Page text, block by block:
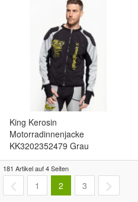
King Kerosin
Motorradinnenjacke
KK3202352479 Grau
149,99 € (149,99 €/)
Kostenloser Versand
181 Artikel auf 4 Seiten
1 2 3